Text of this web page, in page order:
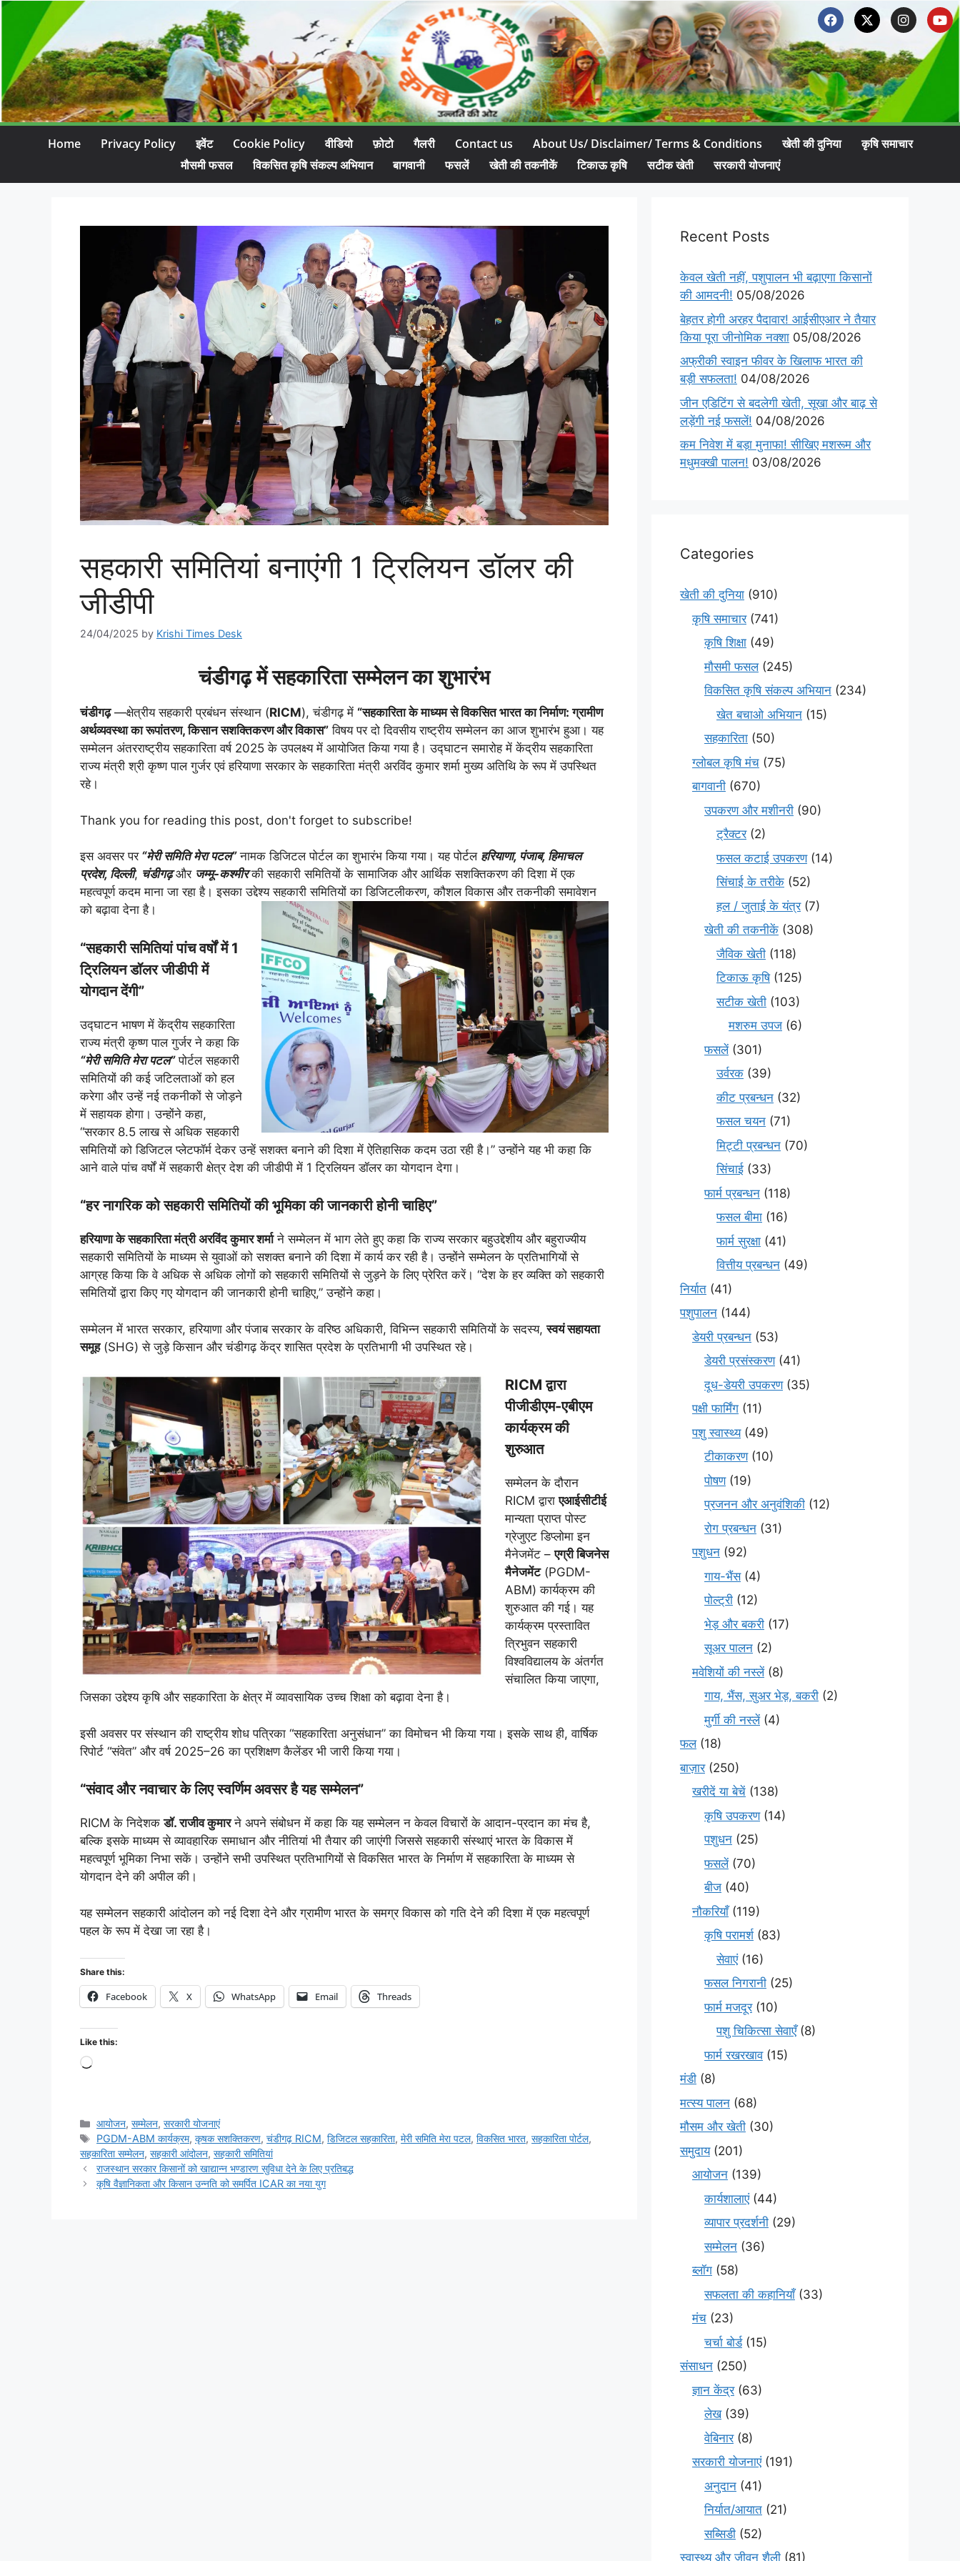
Home Privacy Policy इवेंट Cookie Policy वीडियो फ़ोटो गैलरी Contact us About Us/ Disclaimer/ Terms & Conditions खेती की दुनिया
कृषि समाचार
मौसमी फसल
विकसित कृषि संकल्प अभियान बागवानी फसलें खेती की तकनीकें टिकाऊ कृषि सटीक खेती सरकारी योजनाएं
सहकारी समितियां बनाएंगी 1 ट्रिलियन डॉलर की
जीडीपी
24/04/2025 by Krishi Times Desk
चंडीगढ़ में सहकारिता सम्मेलन का शुभारंभ
चंडीगढ़—क्षेत्रीय सहकारी प्रबंधन संस्थान (RICM), चंडीगढ़ में “सहकारिता के माध्यम से विकसित भारत का निर्माण: ग्रामीण
अर्थव्यवस्था का रूपांतरण, किसान सशक्तिकरण और विकास” विषय पर दो दिवसीय राष्ट्रीय सम्मेलन का आज शुभारंभ हुआ। यह
सम्मेलन अंतरराष्ट्रीय सहकारिता वर्ष 2025 के उपलक्ष्य में आयोजित किया गया है। उद्घाटन समारोह में केंद्रीय सहकारिता
राज्य मंत्री श्री कृष्ण पाल गुर्जर एवं हरियाणा सरकार के सहकारिता मंत्री अरविंद कुमार शर्मा मुख्य अतिथि के रूप में उपस्थित
रहे।
Thank you for reading this post, don't forget to subscribe!
इस अवसर पर“मेरी समिति मेरा पटल”नामक डिजिटल पोर्टल का शुभारंभ किया गया। यह पोर्टल हरियाणा, पंजाब, हिमाचल
प्रदेश, दिल्ली, चंडीगढ़और जम्मू-कश्मीरकी सहकारी समितियों के सामाजिक और आर्थिक सशक्तिकरण की दिशा में एक
महत्वपूर्ण कदम माना जा रहा है। इसका उद्देश्य सहकारी समितियों का डिजिटलीकरण, कौशल विकास और तकनीकी समावेशन
को बढ़ावा देना है।
“सहकारी समितियां पांच वर्षों में 1
ट्रिलियन डॉलर जीडीपी में
योगदान देंगी”
उद्घाटन भाषण में केंद्रीय सहकारिता
राज्य मंत्री कृष्ण पाल गुर्जर ने कहा कि
“मेरी समिति मेरा पटल” पोर्टल सहकारी
समितियों की कई जटिलताओं को हल
करेगा और उन्हें नई तकनीकों से जोड़ने
में सहायक होगा। उन्होंने कहा,
“सरकार 8.5 लाख से अधिक सहकारी
समितियों को डिजिटल प्लेटफॉर्म देकर उन्हें सशक्त बनाने की दिशा में ऐतिहासिक कदम उठा रही है।” उन्होंने यह भी कहा कि
आने वाले पांच वर्षों में सहकारी क्षेत्र देश की जीडीपी में 1 ट्रिलियन डॉलर का योगदान देगा।
“हर नागरिक को सहकारी समितियों की भूमिका की जानकारी होनी चाहिए”
हरियाणा के सहकारिता मंत्री अरविंद कुमार शर्माने सम्मेलन में भाग लेते हुए कहा कि राज्य सरकार बहुउद्देशीय और बहुराज्यीय
सहकारी समितियों के माध्यम से युवाओं को सशक्त बनाने की दिशा में कार्य कर रही है। उन्होंने सम्मेलन के प्रतिभागियों से
आग्रह किया कि वे अधिक से अधिक लोगों को सहकारी समितियों से जुड़ने के लिए प्रेरित करें। “देश के हर व्यक्ति को सहकारी
समितियों द्वारा किए गए योगदान की जानकारी होनी चाहिए,” उन्होंने कहा।
सम्मेलन में भारत सरकार, हरियाणा और पंजाब सरकार के वरिष्ठ अधिकारी, विभिन्न सहकारी समितियों के सदस्य,स्वयं सहायता
समूह(SHG) से जुड़े किसान और चंडीगढ़ केंद्र शासित प्रदेश के प्रतिभागी भी उपस्थित रहे।
RICM द्वारा
पीजीडीएम-एबीएम
कार्यक्रम की
शुरुआत
सम्मेलन के दौरान
RICM द्वाराएआईसीटीई
मान्यता प्राप्त पोस्ट
ग्रेजुएट डिप्लोमा इन
मैनेजमेंट –एग्री बिजनेस
मैनेजमेंट(PGDM-
ABM) कार्यक्रम की
शुरुआत की गई। यह
कार्यक्रम प्रस्तावित
त्रिभुवन सहकारी
विश्वविद्यालय के अंतर्गत
संचालित किया जाएगा,
जिसका उद्देश्य कृषि और सहकारिता के क्षेत्र में व्यावसायिक उच्च शिक्षा को बढ़ावा देना है।
इसी अवसर पर संस्थान की राष्ट्रीय शोध पत्रिका “सहकारिता अनुसंधान” का विमोचन भी किया गया। इसके साथ ही, वार्षिक
रिपोर्ट “संवेत” और वर्ष 2025–26 का प्रशिक्षण कैलेंडर भी जारी किया गया।
“संवाद और नवाचार के लिए स्वर्णिम अवसर है यह सम्मेलन”
RICM के निदेशकडॉ. राजीव कुमारने अपने संबोधन में कहा कि यह सम्मेलन न केवल विचारों के आदान-प्रदान का मंच है,
बल्कि इसके माध्यम से व्यावहारिक समाधान और नीतियां भी तैयार की जाएंगी जिससे सहकारी संस्थाएं भारत के विकास में
महत्वपूर्ण भूमिका निभा सकें। उन्होंने सभी उपस्थित प्रतिभागियों से विकसित भारत के निर्माण में सहकारिता के माध्यम से
योगदान देने की अपील की।
यह सम्मेलन सहकारी आंदोलन को नई दिशा देने और ग्रामीण भारत के समग्र विकास को गति देने की दिशा में एक महत्वपूर्ण
पहल के रूप में देखा जा रहा है।
Share this:
Facebook X WhatsApp Email Threads
Like this:
आयोजन,सम्मेलन,सरकारी योजनाएं
PGDM-ABM कार्यक्रम,कृषक सशक्तिकरण,चंडीगढ़ RICM,डिजिटल सहकारिता,मेरी समिति मेरा पटल,विकसित भारत,सहकारिता पोर्टल,
सहकारिता सम्मेलन, सहकारी आंदोलन, सहकारी समितियां
राजस्थान सरकार किसानों को खाद्यान्न भण्डारण सुविधा देने के लिए प्रतिबद्ध
कृषि वैज्ञानिकता और किसान उन्नति को समर्पित ICAR का नया युग
Recent Posts
केवल खेती नहीं, पशुपालन भी बढ़ाएगा किसानों
की आमदनी! 05/08/2026
बेहतर होगी अरहर पैदावार! आईसीएआर ने तैयार
किया पूरा जीनोमिक नक्शा 05/08/2026
अफ्रीकी स्वाइन फीवर के खिलाफ भारत की
बड़ी सफलता! 04/08/2026
जीन एडिटिंग से बदलेगी खेती, सूखा और बाढ़ से
लड़ेंगी नई फसलें! 04/08/2026
कम निवेश में बड़ा मुनाफा! सीखिए मशरूम और
मधुमक्खी पालन! 03/08/2026
Categories
खेती की दुनिया (910)
कृषि समाचार(741)
कृषि शिक्षा (49)
मौसमी फसल(245)
विकसित कृषि संकल्प अभियान (234)
खेत बचाओ अभियान (15)
सहकारिता (50)
ग्लोबल कृषि मंच (75)
बागवानी (670)
उपकरण और मशीनरी (90)
ट्रैक्टर(2)
फसल कटाई उपकरण(14)
सिंचाई के तरीके (52)
हल / जुताई के यंत्र(7)
खेती की तकनीकें (308)
जैविक खेती (118)
टिकाऊ कृषि(125)
सटीक खेती (103)
मशरुम उपज (6)
फसलें(301)
उर्वरक (39)
कीट प्रबन्धन (32)
फसल चयन (71)
मि‌ट्टी प्रबन्धन (70)
सिंचाई (33)
फार्म प्रबन्धन (118)
फसल बीमा (16)
फार्म सुरक्षा (41)
वित्तीय प्रबन्धन (49)
निर्यात (41)
पशुपालन (144)
डेयरी प्रबन्धन (53)
डेयरी प्रसंस्करण(41)
दूध-डेयरी उपकरण(35)
पक्षी फार्मिंग (11)
पशु स्वास्थ्य(49)
टीकाकरण(10)
पोषण(19)
प्रजनन और अनुवंशिकी (12)
रोग प्रबन्धन (31)
पशुधन (92)
गाय-भैंस(4)
पोल्ट्री (12)
भेड़ और बकरी (17)
सूअर पालन (2)
मवेशियों की नस्लें(8)
गाय, भैंस, सुअर भेड़, बकरी (2)
मुर्गी की नस्लें(4)
फल(18)
बाज़ार(250)
खरीदें या बेचें (138)
कृषि उपकरण(14)
पशुधन (25)
फसलें(70)
बीज (40)
नौकरियाँ(119)
कृषि परामर्श(83)
सेवाएं(16)
फसल निगरानी (25)
फार्म मजदूर(10)
पशु चिकित्सा सेवाएँ(8)
फार्म रखरखाव(15)
मंडी (8)
मत्स्य पालन (68)
मौसम और खेती (30)
समुदाय(201)
आयोजन (139)
कार्यशालाएं(44)
व्यापार प्रदर्शनी (29)
सम्मेलन (36)
ब्लॉग (58)
सफलता की कहानियाँ(33)
मंच (23)
चर्चा बोर्ड(15)
संसाधन (250)
ज्ञान केंद्र(63)
लेख(39)
वेबिनार(8)
सरकारी योजनाएं(191)
अनुदान (41)
निर्यात/आयात (21)
सब्सिडी (52)
स्वास्थ्य और जीवन शैली (81)